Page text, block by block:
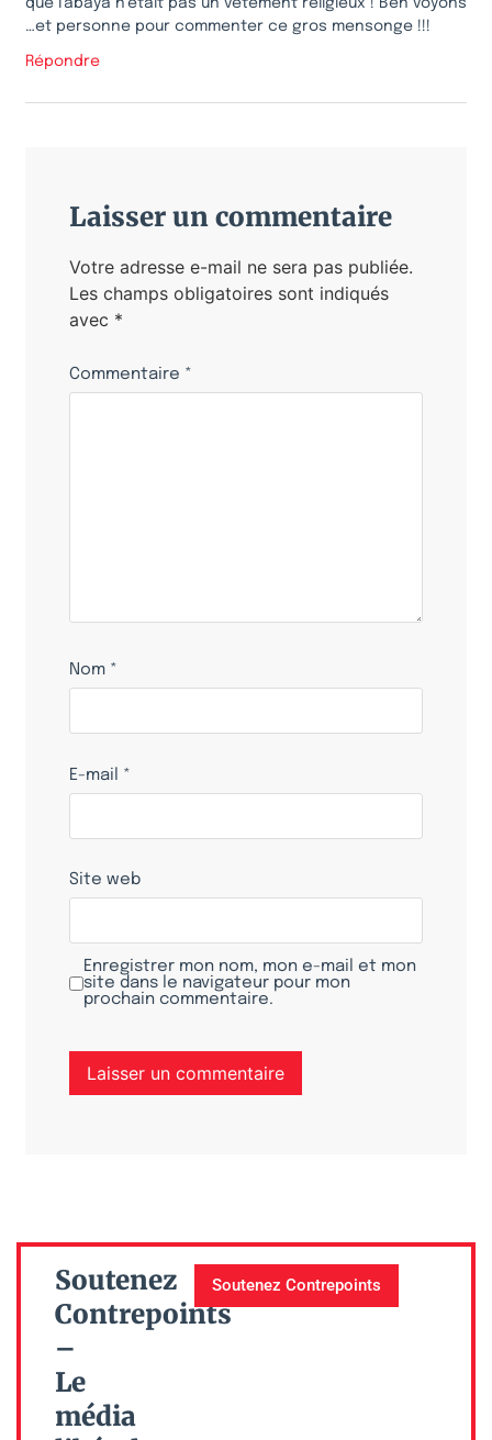
que l’abaya n’était pas un vêtement religieux ! Ben voyons
…et personne pour commenter ce gros mensonge !!!
Répondre
Laisser un commentaire
Votre adresse e-mail ne sera pas publiée.
Les champs obligatoires sont indiqués
avec *
Commentaire *
Nom *
E-mail *
Site web
Enregistrer mon nom, mon e-mail et mon
site dans le navigateur pour mon
prochain commentaire.
Soutenez
Contrepoints
–
Le
média
Soutenez Contrepoints